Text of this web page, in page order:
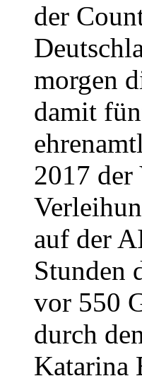
der
morgen
damit
2017 der
auf der
Stunden
vor 550
durch
Katarina